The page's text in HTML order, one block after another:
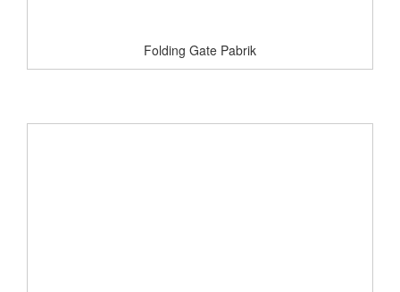
Folding Gate Pabrik